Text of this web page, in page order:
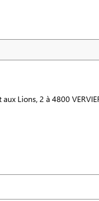
aux Lions, 2 à 4800